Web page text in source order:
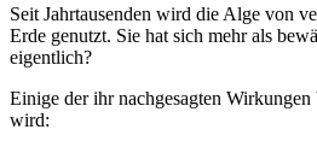
Seit Jahrtausenden wird die Alge von
Erde genutzt. Sie hat sich mehr als
eigentlich?
Einige der ihr nachgesagten
wird: